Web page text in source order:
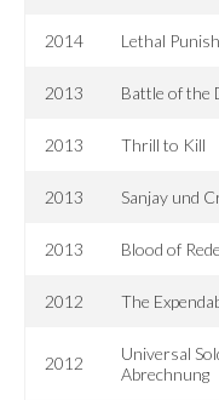
2014 Lethal
2013 Battle of the
2013 Thrill to Kill
2013 Sanjay und
2013 Blood of
2012 The
2012
Universal
Abrechnung